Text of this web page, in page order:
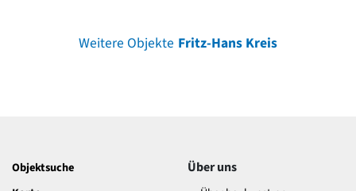
Weitere Objekte Fritz-Hans Kreis
Objektsuche
Über uns